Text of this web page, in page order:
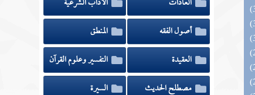
أصول الفقه
المنطق
العقيدة
التفسير وعلوم القرآن
مصطلح الحديث
السيرة